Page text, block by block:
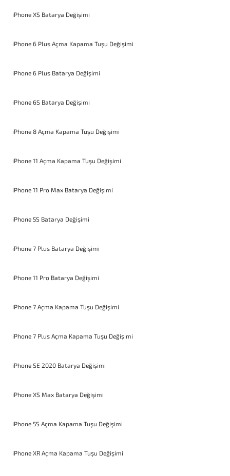
iPhone XS Batarya Değişimi
iPhone 6 Plus Açma Kapama Tuşu Değişimi
iPhone 6 Plus Batarya Değişimi
iPhone 6S Batarya Değişimi
iPhone 8 Açma Kapama Tuşu Değişimi
iPhone 11 Açma Kapama Tuşu Değişimi
iPhone 11 Pro Max Batarya Değişimi
iPhone 5S Batarya Değişimi
iPhone 7 Plus Batarya Değişimi
iPhone 11 Pro Batarya Değişimi
iPhone 7 Açma Kapama Tuşu Değişimi
iPhone 7 Plus Açma Kapama Tuşu Değişimi
iPhone SE 2020 Batarya Değişimi
iPhone XS Max Batarya Değişimi
iPhone 5S Açma Kapama Tuşu Değişimi
iPhone XR Açma Kapama Tuşu Değişimi